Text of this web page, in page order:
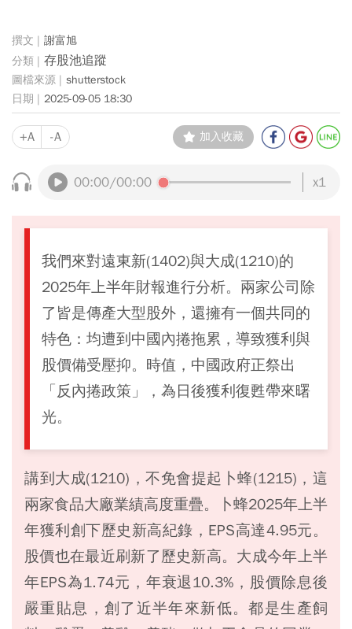
謝富旭
存股池追蹤
shutterstock
2025-09-05 18:30
+A -A 加入收藏
00:00/00:00 x1
我們來對遠東新(1402)與大成(1210)的
2025年上半年財報進行分析。兩家公司除
了皆是傳產大型股外，還擁有一個共同的
特色：均遭到中國內捲拖累，導致獲利與
股價備受壓抑。時值，中國政府正祭出
「反內捲政策」，為日後獲利復甦帶來曙
光。
講到大成(1210)，不免會提起卜蜂(1215)，這
兩家食品大廠業績高度重疊。卜蜂2025年上半
年獲利創下歷史新高紀錄，EPS高達4.95元。
股價也在最近刷新了歷史新高。大成今年上半
年EPS為1.74元，年衰退10.3%，股價除息後
嚴重貼息，創了近半年來新低。都是生產飼